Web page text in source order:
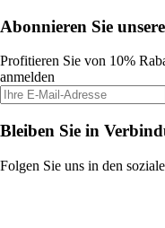
Abonnieren Sie
Profitieren Sie von 10%
anmelden
Bleiben Sie in
Folgen Sie uns in den